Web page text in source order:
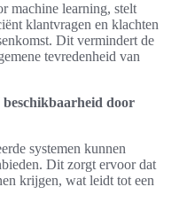
machine learning, stelt
klantvragen en klachten
Dit vermindert de
tevredenheid van
door
systemen kunnen
Dit zorgt ervoor dat
krijgen, wat leidt tot een